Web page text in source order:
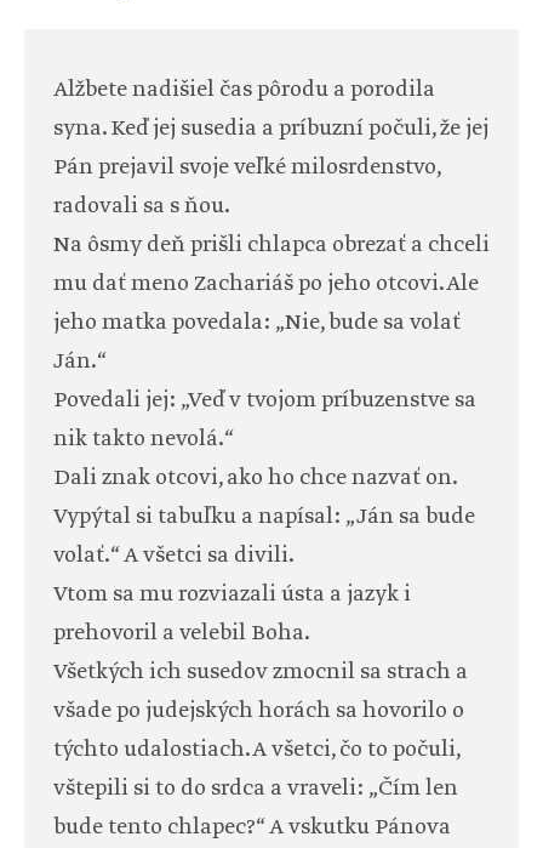
Alžbete nadišiel čas pôrodu a porodila
syna. Keď jej susedia a príbuzní počuli, že jej
Pán prejavil svoje veľké milosrdenstvo,
radovali sa s ňou.
Na ôsmy deň prišli chlapca obrezať a chceli
mu dať meno Zachariáš po jeho otcovi. Ale
jeho matka povedala: „Nie, bude sa volať
Ján.“
Povedali jej: „Veď v tvojom príbuzenstve sa
nik takto nevolá.“
Dali znak otcovi, ako ho chce nazvať on.
Vypýtal si tabuľku a napísal: „Ján sa bude
volať.“ A všetci sa divili.
Vtom sa mu rozviazali ústa a jazyk i
prehovoril a velebil Boha.
Všetkých ich susedov zmocnil sa strach a
všade po judejských horách sa hovorilo o
týchto udalostiach. A všetci, čo to počuli,
vštepili si to do srdca a vraveli: „Čím len
bude tento chlapec?“ A vskutku Pánova